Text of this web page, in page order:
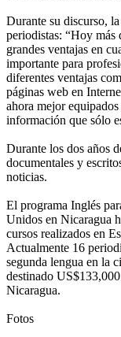
Durante su discurso,
periodistas: “Hoy más
grandes ventajas en
importante para
diferentes ventajas
páginas web en
ahora mejor
información que sólo
Durante los dos años
documentales y
noticias.
El programa Inglés
Unidos en Nicaragua
cursos realizados en
Actualmente 16
segunda lengua en la
destinado
Nicaragua.
Fotos